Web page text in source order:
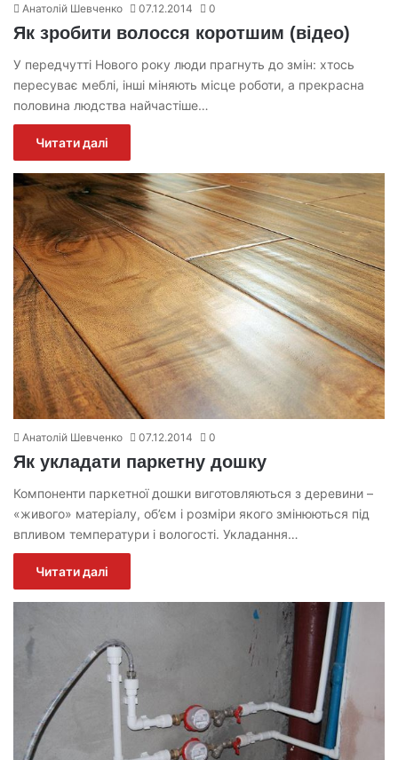
Анатолій Шевченко 07.12.2014 0
Як зробити волосся коротшим (відео)
У передчутті Нового року люди прагнуть до змін: хтось
пересуває меблі, інші міняють місце роботи, а прекрасна
половина людства найчастіше…
Читати далі
Анатолій Шевченко 07.12.2014 0
Як укладати паркетну дошку
Компоненти паркетної дошки виготовляються з деревини –
«живого» матеріалу, об’єм і розміри якого змінюються під
впливом температури і вологості. Укладання…
Читати далі